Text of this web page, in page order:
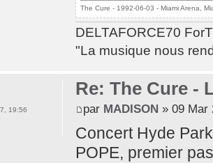
The Cure - 1992-06-03 - Miami Arena,
DELTAFORCE70
"La musique nous
Re: The Cure -
par MADISON » 09 Mar
Concert Hyde
POPE, premier
19:56